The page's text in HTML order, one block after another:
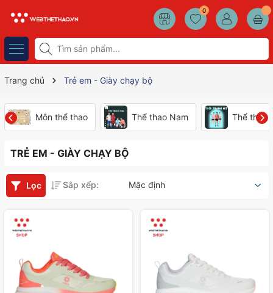
0
Trang chủ Trẻ em - Giày chạy bộ
Môn thể thao Thể thao Nam Thể thao
TRẺ EM - GIÀY CHẠY BỘ
Lọc Sắp xếp: Mặc định